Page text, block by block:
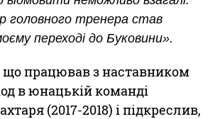
головного тренера став
переході до Буковини».
що працював з наставником
в юнацькій команді
(2017-2018) і підкреслив,